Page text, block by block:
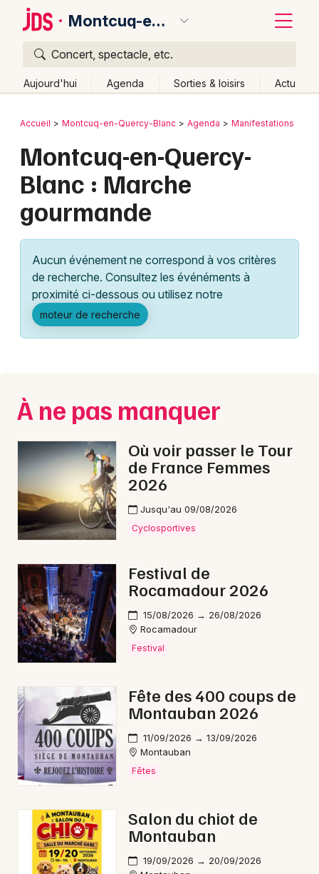
Montcuq-en-Quercy-Blanc
Concert, spectacle, etc.
Aujourd'hui Agenda Sorties & loisirs Actu
Publier un événement
Grands événements
Manifestations
Foires & salons
Sports
Soirées
Sorties famille
Expos
Marche gourmande en Midi-Pyrénées
Marche gourmande en Occitanie
Newsletter des sorties
Artistes en tournée
Actus dans le Lot
Magazine dans le Lot
Bordeaux
Colmar
Lille
Lyon
Marseille
Mulhouse
Montpellier
Paris
Strasbourg
Toulouse
Toutes les villes
Retour
Accueil Montcuq-en-Quercy-Blanc Agenda Manifestations
Montcuq-en-Quercy-
Blanc : Marche
gourmande
Aucun événement ne correspond à vos critères
de recherche. Consultez les événéments à
proximité ci-dessous ou utilisez notre
moteur de recherche
À ne pas manquer
Où voir passer le Tour
de France Femmes
2026
Jusqu'au 09/08/2026
Cyclosportives
Festival de
Rocamadour 2026
15/08/2026 → 26/08/2026
Rocamadour
Festival
Fête des 400 coups de
Montauban 2026
11/09/2026 → 13/09/2026
Montauban
Fêtes
Salon du chiot de
Montauban
19/09/2026 → 20/09/2026
Quoi ?
Où ?
Midi-Pyrénées
Partout Près de moi Changer de lieu
Quand ?
Aujourd'hui
Demain Ce week-end